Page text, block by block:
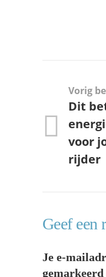
Vorig
Dit
voor
rijder
Geef een
Je e-